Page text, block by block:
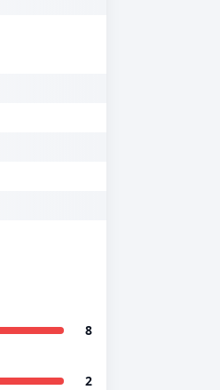
8
2